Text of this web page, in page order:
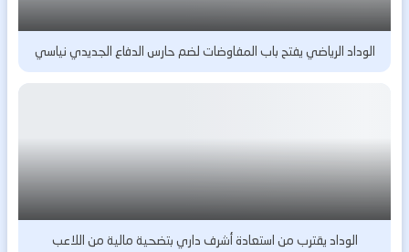
الوداد الرياضي يفتح باب المفاوضات لضم حارس الدفاع الجديدي نياسي
الوداد يقترب من استعادة أشرف داري بتضحية مالية من اللاعب